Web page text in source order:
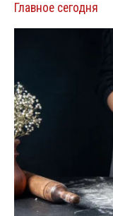
Главное сегодня